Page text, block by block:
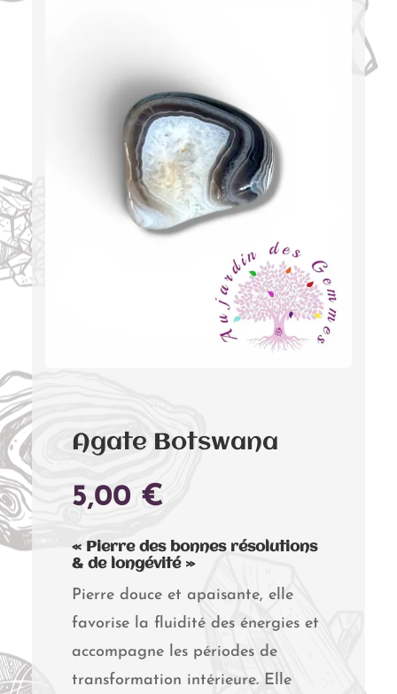
Agate Botswana
5,00 €
« Pierre des bonnes résolutions
& de longévité »
Pierre douce et apaisante, elle
favorise la fluidité des énergies et
accompagne les périodes de
transformation intérieure. Elle